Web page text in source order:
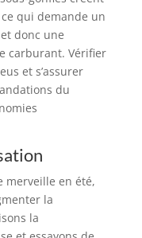
qui demande un
donc une
carburant. Vérifier
et s’assurer
du
merveille en été,
la
la